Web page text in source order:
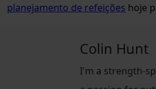
planejamento de refeições hoje
Colin Hunt
I'm a strength-